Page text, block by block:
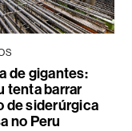
de gigantes:
tenta barrar
de siderúrgica
no Peru